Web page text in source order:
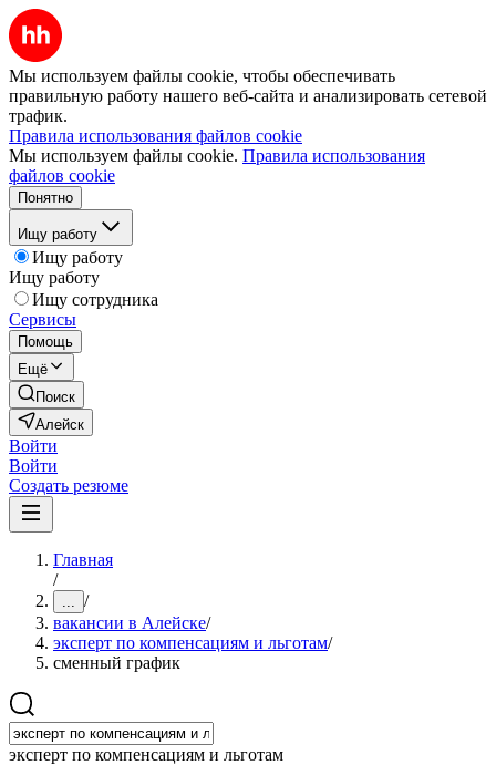
Мы используем файлы cookie, чтобы обеспечивать
правильную работу нашего веб-сайта и анализировать сетевой
трафик.
Правила использования файлов cookie
Мы используем файлы cookie. Правила использования
файлов cookie
Понятно
Ищу работу
Ищу работу
Ищу работу
Ищу сотрудника
Сервисы
Помощь
Ещё
Поиск
Алейск
Войти
Войти
Создать резюме
Главная
/
... /
вакансии в Алейске/
эксперт по компенсациям и льготам/
сменный график
эксперт по компенсациям и льготам